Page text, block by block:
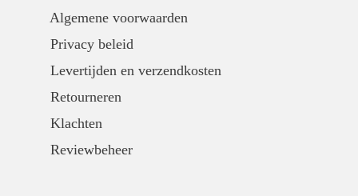
Algemene voorwaarden
Privacy beleid
Levertijden en verzendkosten
Retourneren
Klachten
Reviewbeheer